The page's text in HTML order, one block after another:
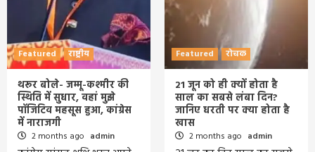
Featured राष्ट्रीय
थरूर बोले- जम्मू-कश्मीर की
स्थिति में सुधार, वहां मुझे
पॉजिटिव महसूस हुआ, कांग्रेस
में नाराजगी
2 months ago admin
Featured रोचक
21 जून को ही क्यों होता है
साल का सबसे लंबा दिन?
जानिए धरती पर क्या होता है
खास
2 months ago admin